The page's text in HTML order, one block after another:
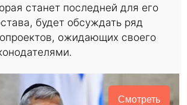
станет последней для его
будет обсуждать ряд
ожидающих своего
Смотреть